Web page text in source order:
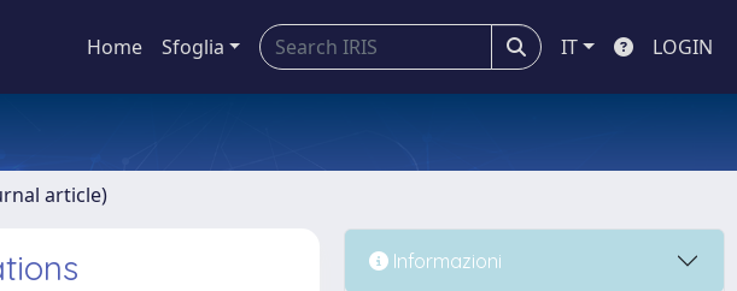
Home Sfoglia IT LOGIN
article)
Informazioni